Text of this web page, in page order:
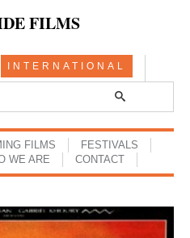
FILMS
INTERNATIONAL
FILMS
FESTIVALS
WE ARE CONTACT